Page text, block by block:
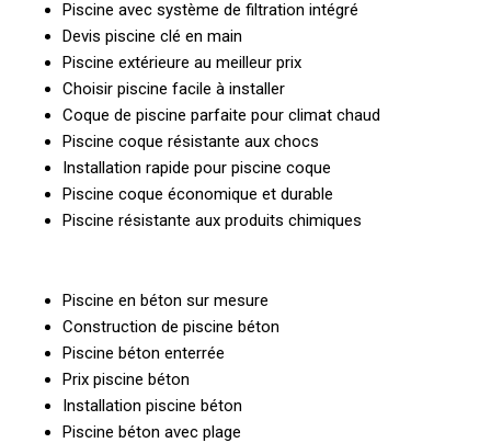
Piscine avec système de filtration intégré
Devis piscine clé en main
Piscine extérieure au meilleur prix
Choisir piscine facile à installer
Coque de piscine parfaite pour climat chaud
Piscine coque résistante aux chocs
Installation rapide pour piscine coque
Piscine coque économique et durable
Piscine résistante aux produits chimiques
Piscine en béton sur mesure
Construction de piscine béton
Piscine béton enterrée
Prix piscine béton
Installation piscine béton
Piscine béton avec plage